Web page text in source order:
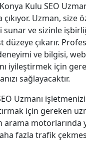
Kulu SEO
Uzman, size
sunar ve sizinle
düzeye çıkarır.
ve bilgisi,
iyileştirmek için
sağlayacaktır.
Uzmanı
için gereken
arama motorlarında
fazla trafik